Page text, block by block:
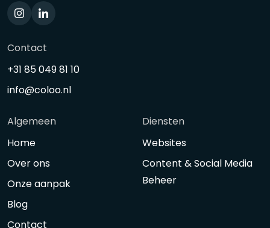
Contact
+31 85 049 81 10
info@coloo.nl
Algemeen
Home
Over ons
Onze aanpak
Blog
Contact
Diensten
Websites
Content & Social Media
Beheer